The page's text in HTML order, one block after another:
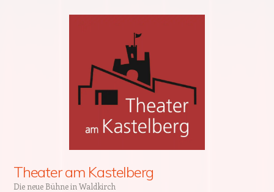
Theater am Kastelberg
Die neue Bühne in Waldkirch